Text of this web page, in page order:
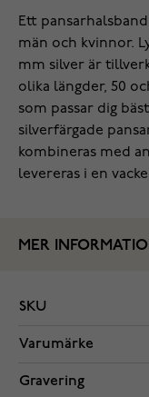
Ett
män och kvinnor.
mm silver är
olika längder, 50
som passar dig
silverfärgade
kombineras med
levereras i en
MER
SKU
Varumärke
Gravering